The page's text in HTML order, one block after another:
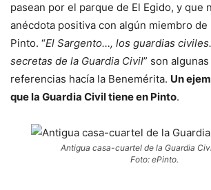
pasean por el parque de El Egido, y que
anécdota positiva con algún miembro de
Pinto. “El Sargento…, los guardias
secretas de la Guardia Civil” son
referencias hacía la Benemérita. Un
que la Guardia Civil tiene en Pinto.
Antigua casa-cuartel de la Guardia
Foto: ePinto.